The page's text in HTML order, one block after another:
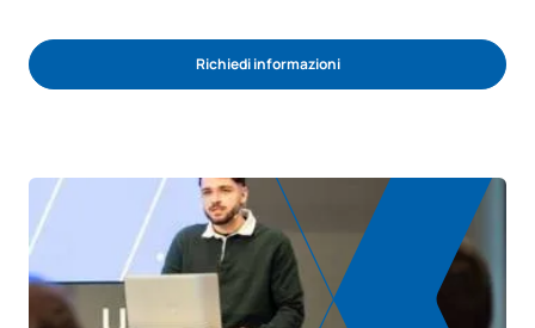
Richiedi informazioni